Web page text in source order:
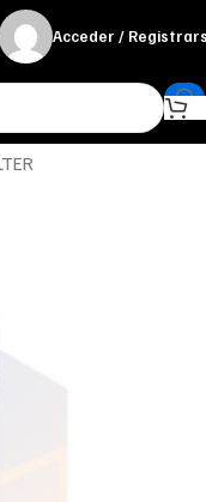
Acceder /